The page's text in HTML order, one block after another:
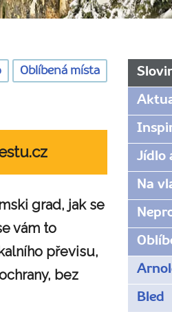
Oblíbená místa
grad, jak se
vám to
převisu,
bez
Jídlo
Na
Bled